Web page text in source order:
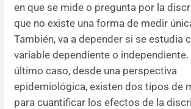
en que se mide o pregunta por la
que no existe una forma de medir
También, va a depender si se estudia
variable dependiente o independiente.
último caso, desde una perspectiva
epidemiológica, existen dos tipos de
para cuantificar los efectos de la